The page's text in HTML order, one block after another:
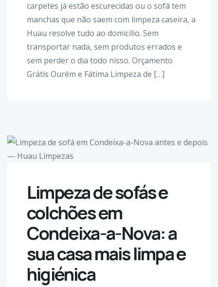
carpetes já estão escurecidas ou o sofá tem
manchas que não saem com limpeza caseira, a
Huau resolve tudo ao domicílio. Sem
transportar nada, sem produtos errados e
sem perder o dia todo nisso. Orçamento
Grátis Ourém e Fátima Limpeza de […]
Limpeza de sofás e
colchões em
Condeixa-a-Nova: a
sua casa mais limpa e
higiénica